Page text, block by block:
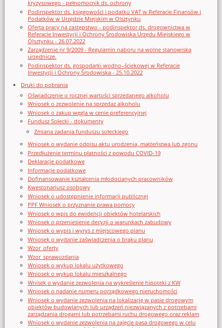
kryzysowego - pełnomocnik ds. ochrony
Podinspektor ds. księgowości i podatku VAT w Referacie Finansów i
Podatków w Urzędzie Miejskim w Olsztynku
Oferta pracy na zastępstwo - podinspektor ds. drogownictwa w
Referacie Inwestycji i Ochrony Środowiska Urzędu Miejskiego w
Olsztynku - 26.07.2022
Zarządzenie nr 9/2009 - Regulamin naboru na wolne stanowiska
urzędnicze.
Podinspektor ds. gospodarki wodno–ściekowej w Referacie
Inwestycji i Ochrony Środowiska - 25.10.2022
Druki do pobrania
Oświadczenie o rocznej wartości sprzedanego alkoholu
Wniosek o zezwolenie na sprzedaz alkoholu
Wniosek o zakup węgla w cenie preferencyjnej
Fundusz Sołecki - dokumenty
Zmiana zadania funduszu sołeckiego
Wniosek o wydanie odpisu aktu urodzenia, małżeństwa lub zgonu
Przedłużenie terminu płatności z powodu COVID-19
Deklaracje podatkowe
Informacje podatkowe
Dofinansowanie kształcenia młodocianych pracowników
Kwestonariusz osobowy
Wniosek o udostępnienie informacji publicznej
PPF Wniosek o przyznanie prawa pomocy
Wniosek o wpis do ewidencji obiektów hotelarskich
Wniosek o przeniesienie decyzji o warunkach zabudowy
Wniosek o wypis i wyrys z miejscowego planu
Wniosek o wydanie zaświadczenia o braku planu
Wzor_oferty
Wzor_sprawozdania
Wniosek o wykup lokalu użytkowego
Wniosek o wykup lokalu mieszkalnego
Wnisek o wydanie zezwolenia na wykreślenie hipoteki z KW
Wniosek o nadanie numeru porządkowego nieruchomości
Wniosek o wydanie zezwolenia na lokalizację w pasie drogowym
obiektów budowlanych lub urządzeń niezwiązanych z potrzebami
zarządzania drogami lub potrzebami ruchu drogowego oraz reklam
Wniosek o wydanie zezwolenia na zajęcie pasa drogowego w celu